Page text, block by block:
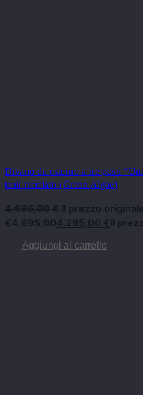
Divano da esterno a tre posti
teak riciclato (Green Algae)
4.695,00€ Il prezzo
€4.695,004.295,00 €Il
Aggiungi al carrello